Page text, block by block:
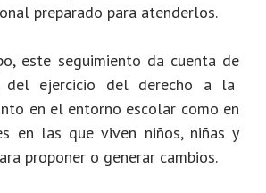
preparado para atenderlos.
este seguimiento da cuenta de
del ejercicio del derecho a la
en el entorno escolar como en
en las que viven niños, niñas y
proponer o generar cambios.